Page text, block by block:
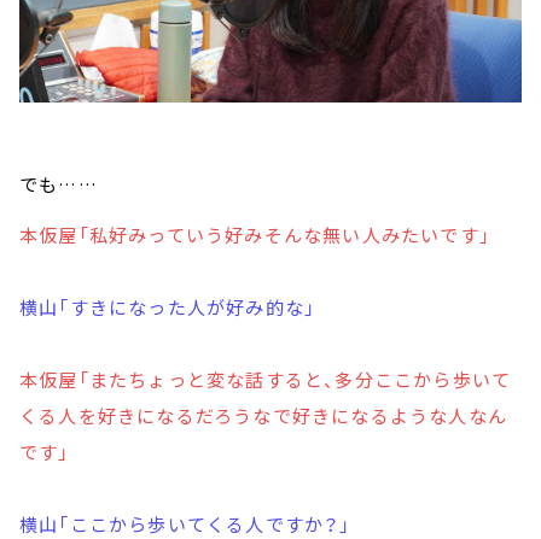
でも……
本仮屋「私好みっていう好みそんな無い人みたいです」
横山「すきになった人が好み的な」
本仮屋「またちょっと変な話すると、多分ここから歩いて
くる人を好きになるだろうなで好きになるような人なん
です」
横山「ここから歩いてくる人ですか？」